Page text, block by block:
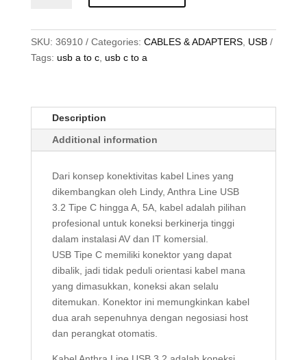
2,
Type
5A,
quantity
SKU: 36910 Categories: CABLES & ADAPTERS, USB
Tags: usb a to c, usb c to a
Description
Additional information
Dari konsep konektivitas kabel Lines yang
dikembangkan oleh Lindy, Anthra Line USB
3.2 Tipe C hingga A, 5A, kabel adalah pilihan
profesional untuk koneksi berkinerja tinggi
dalam instalasi AV dan IT komersial.
USB Tipe C memiliki konektor yang dapat
dibalik, jadi tidak peduli orientasi kabel mana
yang dimasukkan, koneksi akan selalu
ditemukan. Konektor ini memungkinkan kabel
dua arah sepenuhnya dengan negosiasi host
dan perangkat otomatis.